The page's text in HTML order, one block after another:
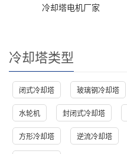
冷却塔电机厂家
冷却塔类型
闭式冷却塔 玻璃钢冷却塔
水轮机 封闭式冷却塔
方形冷却塔 逆流冷却塔